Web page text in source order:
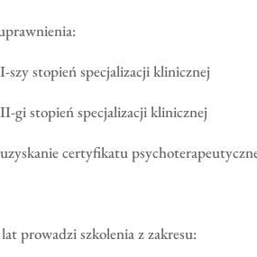
szy stopień specjalizacji klinicznej
gi stopień specjalizacji klinicznej
certyfikatu
prowadzi szkolenia z zakresu: